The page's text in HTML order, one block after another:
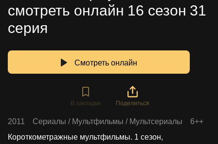
смотреть онлайн 16 сезон 31
серия
Смотреть онлайн
В закладки Поделиться
2011 Сериалы / Мультфильмы / Мультсериалы
6++
Короткометражные мультфильмы. 1 сезон,